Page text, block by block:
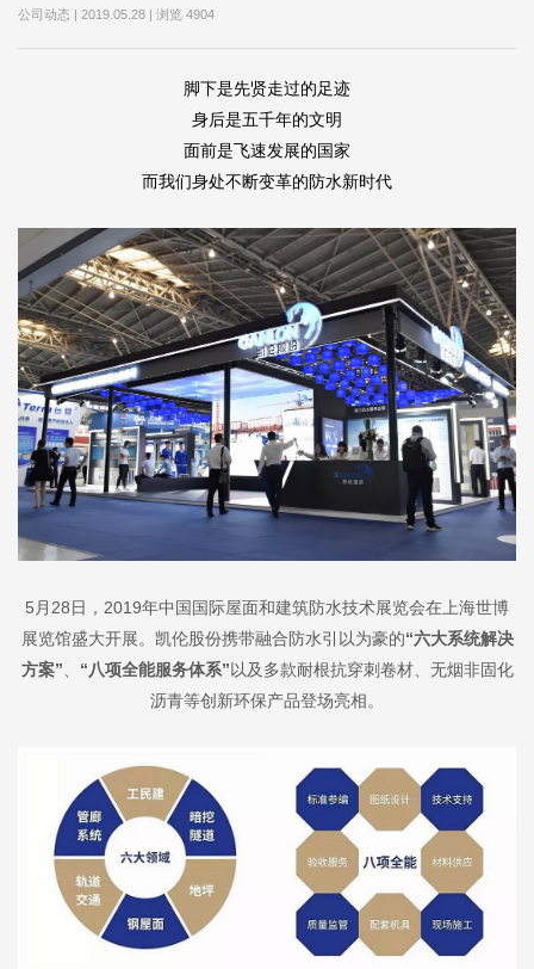
公司动态 | 2019.05.28 | 浏览 4904
脚下是先贤走过的足迹
身后是五千年的文明
面前是飞速发展的国家
而我们身处不断变革的防水新时代
5月28日， 2019年中国国际屋面和建筑防水技术展览会在上海世博
展览馆盛大开展。凯伦股份携带融合防水引以为豪的“六大系统解决
方案”、 “八项全能服务体系”以及多款耐根抗穿刺卷材、无烟非固化
沥青等创新环保产品登场亮相。